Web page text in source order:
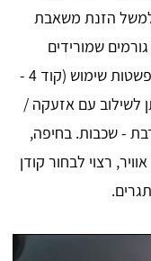
הזנת משאבת
שמורידים
דרמטית את הסיכוי לגניבה. הוא מצטיין בפשטות שימוש (קוד 4 -
לשילוב עם אזעקה /
- שכבות. בחיפה,
רצוי לבחור קודן